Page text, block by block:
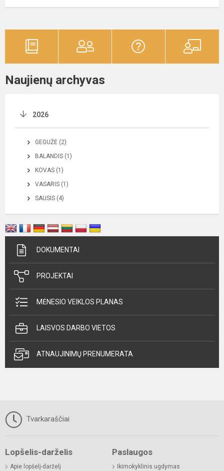
Naujienų archyvas
2026
GEGUŽĖ (2)
BALANDIS (1)
KOVAS (1)
VASARIS (1)
SAUSIS (4)
DOKUMENTAI
PROJEKTAI
MĖNESIO VEIKLOS PLANAS
LAISVOS DARBO VIETOS
ATNAUJINIMŲ PRENUMERATA
Tvarkaraščiai
Lopšelis-darželis
Apie lopšelį-darželį
Paslaugos
Ikimokyklinis ugdymas